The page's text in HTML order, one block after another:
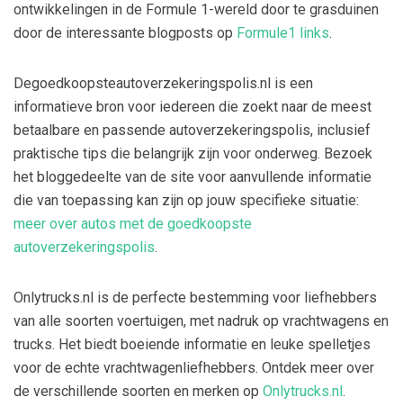
ontwikkelingen in de Formule 1-wereld door te grasduinen
door de interessante blogposts op Formule1 links.
Degoedkoopsteautoverzekeringspolis.nl is een
informatieve bron voor iedereen die zoekt naar de meest
betaalbare en passende autoverzekeringspolis, inclusief
praktische tips die belangrijk zijn voor onderweg. Bezoek
het bloggedeelte van de site voor aanvullende informatie
die van toepassing kan zijn op jouw specifieke situatie:
meer over autos met de goedkoopste
autoverzekeringspolis.
Onlytrucks.nl is de perfecte bestemming voor liefhebbers
van alle soorten voertuigen, met nadruk op vrachtwagens en
trucks. Het biedt boeiende informatie en leuke spelletjes
voor de echte vrachtwagenliefhebbers. Ontdek meer over
de verschillende soorten en merken op Onlytrucks.nl.